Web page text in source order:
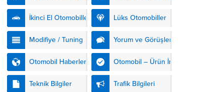
İkinci El Otomobiller Lüks Otomobiller
Modifiye / Tuning Yorum ve Görüşler
Otomobil Haberleri Otomobil – Ürün İnceleme
Teknik Bilgiler Trafik Bilgileri